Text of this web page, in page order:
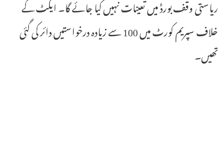
ریاستی وقف بورڈ میں تعینات نہیں کیا جائے گا۔ ایکٹ کے
خلاف سپریم کورٹ میں 100 سے زیادہ درخواستیں دائر کی گئی
تھیں۔